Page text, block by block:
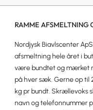
RAMME AFSMELTNING
Nordjysk Biavlscenter
afsmeltning hele året i
være bundtet og mærket
på hver sæk. Gerne op til
kg pr bundt. Skrællevoks
navn og telefonnummer